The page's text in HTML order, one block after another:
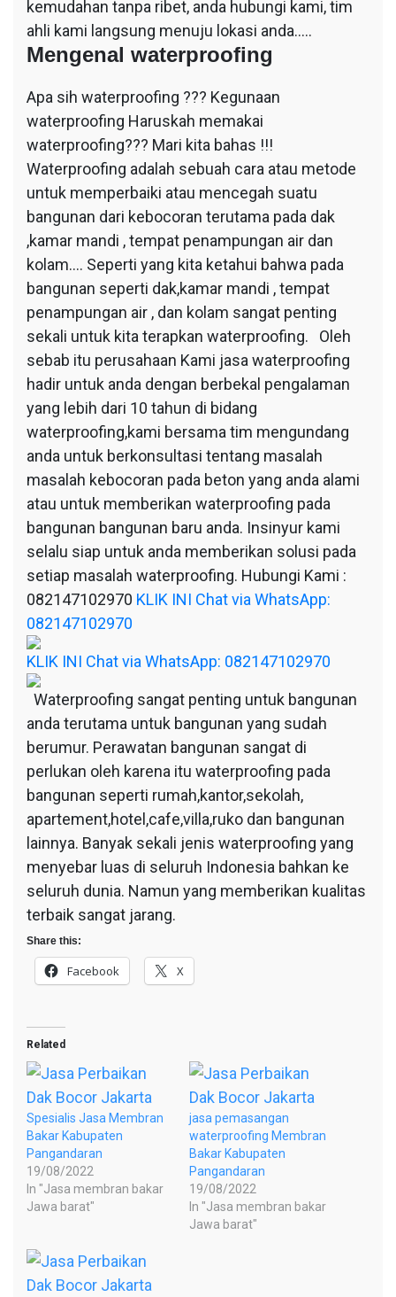
kemudahan tanpa ribet, anda hubungi kami, tim
ahli kami langsung menuju lokasi anda…..
Mengenal waterproofing
Apa sih waterproofing ??? Kegunaan
waterproofing Haruskah memakai
waterproofing??? Mari kita bahas !!!
Waterproofing adalah sebuah cara atau metode
untuk memperbaiki atau mencegah suatu
bangunan dari kebocoran terutama pada dak
,kamar mandi , tempat penampungan air dan
kolam…. Seperti yang kita ketahui bahwa pada
bangunan seperti dak,kamar mandi , tempat
penampungan air , dan kolam sangat penting
sekali untuk kita terapkan waterproofing. Oleh
sebab itu perusahaan Kami jasa waterproofing
hadir untuk anda dengan berbekal pengalaman
yang lebih dari 10 tahun di bidang
waterproofing,kami bersama tim mengundang
anda untuk berkonsultasi tentang masalah
masalah kebocoran pada beton yang anda alami
atau untuk memberikan waterproofing pada
bangunan bangunan baru anda. Insinyur kami
selalu siap untuk anda memberikan solusi pada
setiap masalah waterproofing. Hubungi Kami :
082147102970 KLIK INI Chat via WhatsApp:
082147102970
KLIK INI Chat via WhatsApp: 082147102970
Waterproofing sangat penting untuk bangunan
anda terutama untuk bangunan yang sudah
berumur. Perawatan bangunan sangat di
perlukan oleh karena itu waterproofing pada
bangunan seperti rumah,kantor,sekolah,
apartement,hotel,cafe,villa,ruko dan bangunan
lainnya. Banyak sekali jenis waterproofing yang
menyebar luas di seluruh Indonesia bahkan ke
seluruh dunia. Namun yang memberikan kualitas
terbaik sangat jarang.
Share this:
Facebook X
Related
Spesialis Jasa Membran
Bakar Kabupaten
Pangandaran
19/08/2022
In "Jasa membran bakar
Jawa barat"
jasa pemasangan
waterproofing Membran
Bakar Kabupaten
Pangandaran
19/08/2022
In "Jasa membran bakar
Jawa barat"